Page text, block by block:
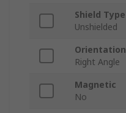
Shield Type
Unshielded
Orientation
Right Angle
Magnetic
No